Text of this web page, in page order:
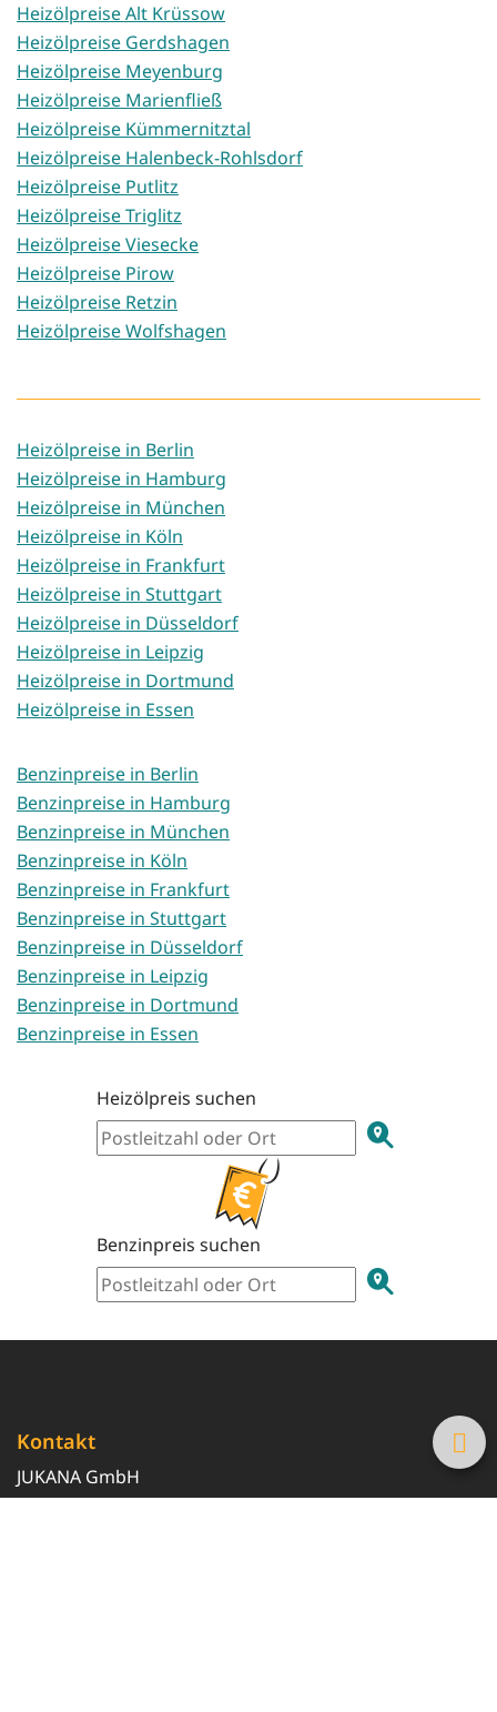
Heizölpreise Alt Krüssow
Heizölpreise Gerdshagen
Heizölpreise Meyenburg
Heizölpreise Marienfließ
Heizölpreise Kümmernitztal
Heizölpreise Halenbeck-Rohlsdorf
Heizölpreise Putlitz
Heizölpreise Triglitz
Heizölpreise Viesecke
Heizölpreise Pirow
Heizölpreise Retzin
Heizölpreise Wolfshagen
Heizölpreise in Berlin
Heizölpreise in Hamburg
Heizölpreise in München
Heizölpreise in Köln
Heizölpreise in Frankfurt
Heizölpreise in Stuttgart
Heizölpreise in Düsseldorf
Heizölpreise in Leipzig
Heizölpreise in Dortmund
Heizölpreise in Essen
Benzinpreise in Berlin
Benzinpreise in Hamburg
Benzinpreise in München
Benzinpreise in Köln
Benzinpreise in Frankfurt
Benzinpreise in Stuttgart
Benzinpreise in Düsseldorf
Benzinpreise in Leipzig
Benzinpreise in Dortmund
Benzinpreise in Essen
Heizölpreis suchen
Benzinpreis suchen
Kontakt
JUKANA GmbH